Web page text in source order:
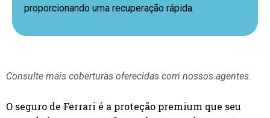
proporcionando uma recuperação rápida.
Consulte mais coberturas oferecidas com nossos agentes.
O seguro de Ferrari é a proteção premium que seu